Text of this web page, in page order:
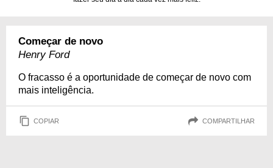
Começar de novo
Henry Ford
O fracasso é a oportunidade de começar de novo com
mais inteligência.
COPIAR COMPARTILHAR